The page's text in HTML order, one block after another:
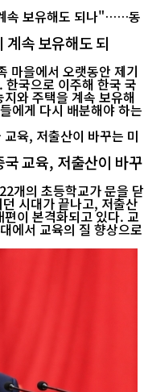
속 보유해도 되
마을에서 오랫동안 제기
한국으로 이주해 한국 국
와 주택을 계속 보유해
에게 다시 배분해야 하는
교육, 저출산이 바꾸
개의 초등학교가 문을 닫
시대가 끝나고, 저출산
이 본격화되고 있다. 교
에서 교육의 질 향상으로